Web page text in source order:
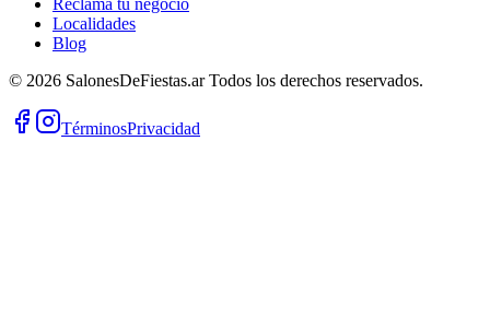
Localidades
Blog
© 2026 SalonesDeFiestas.arTodos los derechos reservados.
TérminosPrivacidad